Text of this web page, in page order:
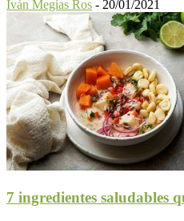
Iván Megías Ros - 20/01/2021
7 ingredientes saludables